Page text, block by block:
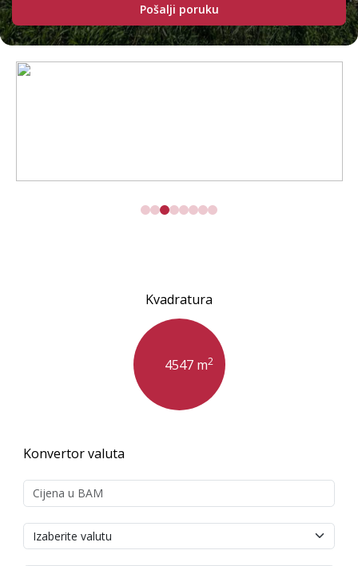
Pošalji poruku
Kvadratura
4547 m2
Konvertor valuta